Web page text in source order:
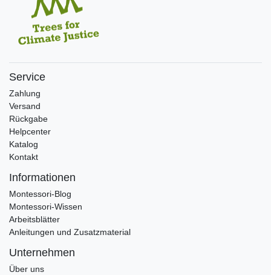
Service
Zahlung
Versand
Rückgabe
Helpcenter
Katalog
Kontakt
Informationen
Montessori-Blog
Montessori-Wissen
Arbeitsblätter
Anleitungen und Zusatzmaterial
Unternehmen
Über uns